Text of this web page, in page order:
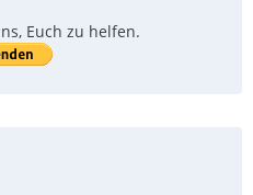
Euch zu helfen.